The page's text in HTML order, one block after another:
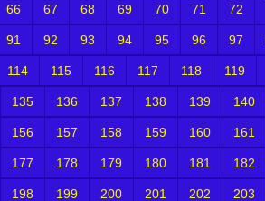
66 67 68 69 70 71 72
91 92 93 94 95 96 97
114 115 116 117 118 119
135 136 137 138 139 140
156 157 158 159 160 161
177 178 179 180 181 182
198 199 200 201 202 203